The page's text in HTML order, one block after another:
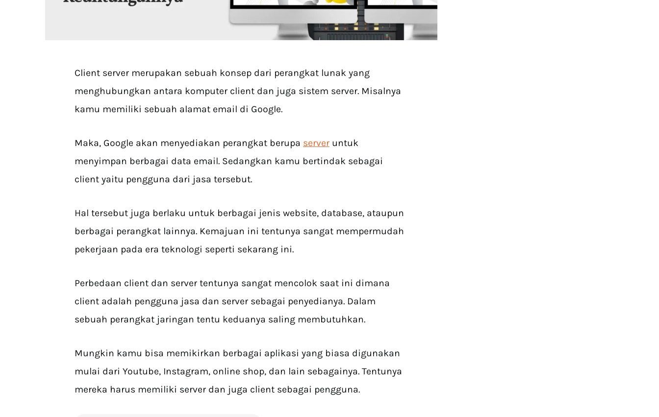
Client server merupakan sebuah konsep dari perangkat lunak yang
menghubungkan antara komputer client dan juga sistem server. Misalnya
kamu memiliki sebuah alamat email di Google.
Maka, Google akan menyediakan perangkat berupa server untuk
menyimpan berbagai data email. Sedangkan kamu bertindak sebagai
client yaitu pengguna dari jasa tersebut.
Hal tersebut juga berlaku untuk berbagai jenis website, database, ataupun
berbagai perangkat lainnya. Kemajuan ini tentunya sangat mempermudah
pekerjaan pada era teknologi seperti sekarang ini.
Perbedaan client dan server tentunya sangat mencolok saat ini dimana
client adalah pengguna jasa dan server sebagai penyedianya. Dalam
sebuah perangkat jaringan tentu keduanya saling membutuhkan.
Mungkin kamu bisa memikirkan berbagai aplikasi yang biasa digunakan
mulai dari Youtube, Instagram, online shop, dan lain sebagainya. Tentunya
mereka harus memiliki server dan juga client sebagai pengguna.